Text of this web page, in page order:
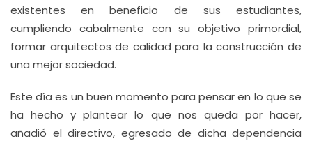
existentes en beneficio de sus estudiantes,
cumpliendo cabalmente con su objetivo primordial,
formar arquitectos de calidad para la construcción de
una mejor sociedad.
Este día es un buen momento para pensar en lo que se
ha hecho y plantear lo que nos queda por hacer,
añadió el directivo, egresado de dicha dependencia